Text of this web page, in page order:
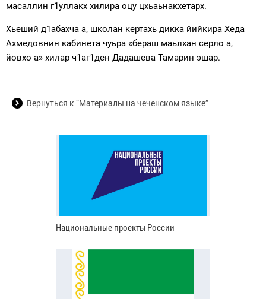
масаллин г1уллакх хилира оцу цхьаьнакхетарх.
Хьеший д1абахча а, школан кертахь дикка йийкира Хеда
Ахмедовнин кабинета чуьра «бераш маьлхан серло а,
йовхо а» хилар ч1аг1ден Дадашева Тамарин эшар.
Вернуться к “Материалы на чеченском языке”
Национальные проекты России